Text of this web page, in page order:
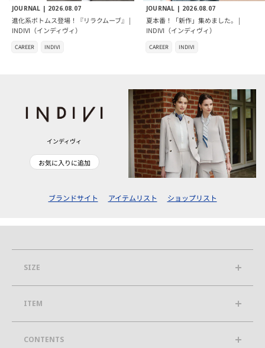
JOURNAL | 2026.08.07
進化系ボトムス登場！『リラクムーブ』 |
INDIVI（インディヴィ）
CAREER INDIVI
JOURNAL | 2026.08.07
夏本番！「新作」集めました。 |
INDIVI（インディヴィ）
CAREER INDIVI
インディヴィ
お気に入りに追加
ブランドサイト アイテムリスト ショップリスト
SIZE
ITEM
CONTENTS